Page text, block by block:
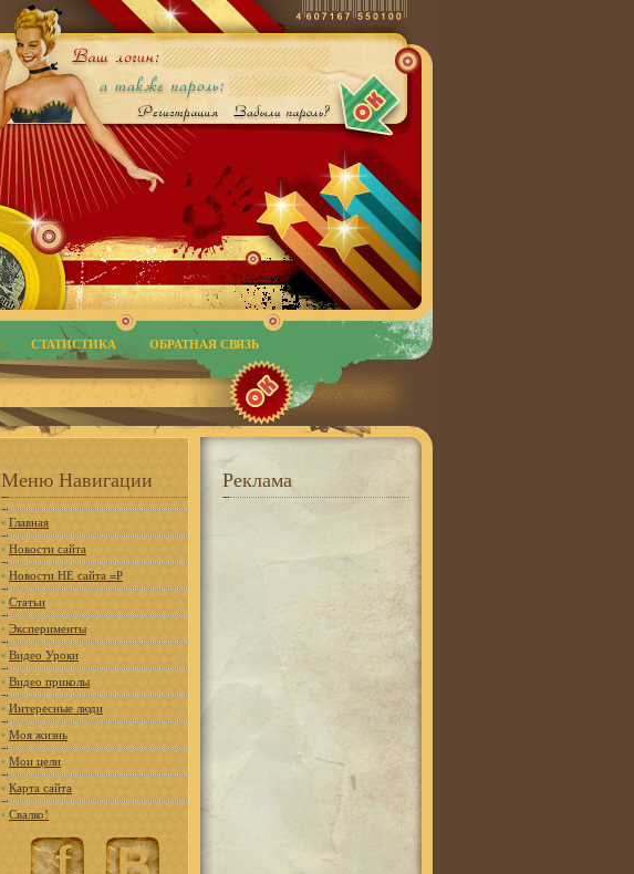
СТАТИСТИКА ОБРАТНАЯ СВЯЗЬ
Меню Навигации
• Главная
• Новости сайта
• Новости НЕ сайта =Р
• Статьи
• Эксперименты
• Видео Уроки
• Видео приколы
• Интересные люди
• Моя жизнь
• Мои цели
• Карта сайта
• Свалко!
Реклама